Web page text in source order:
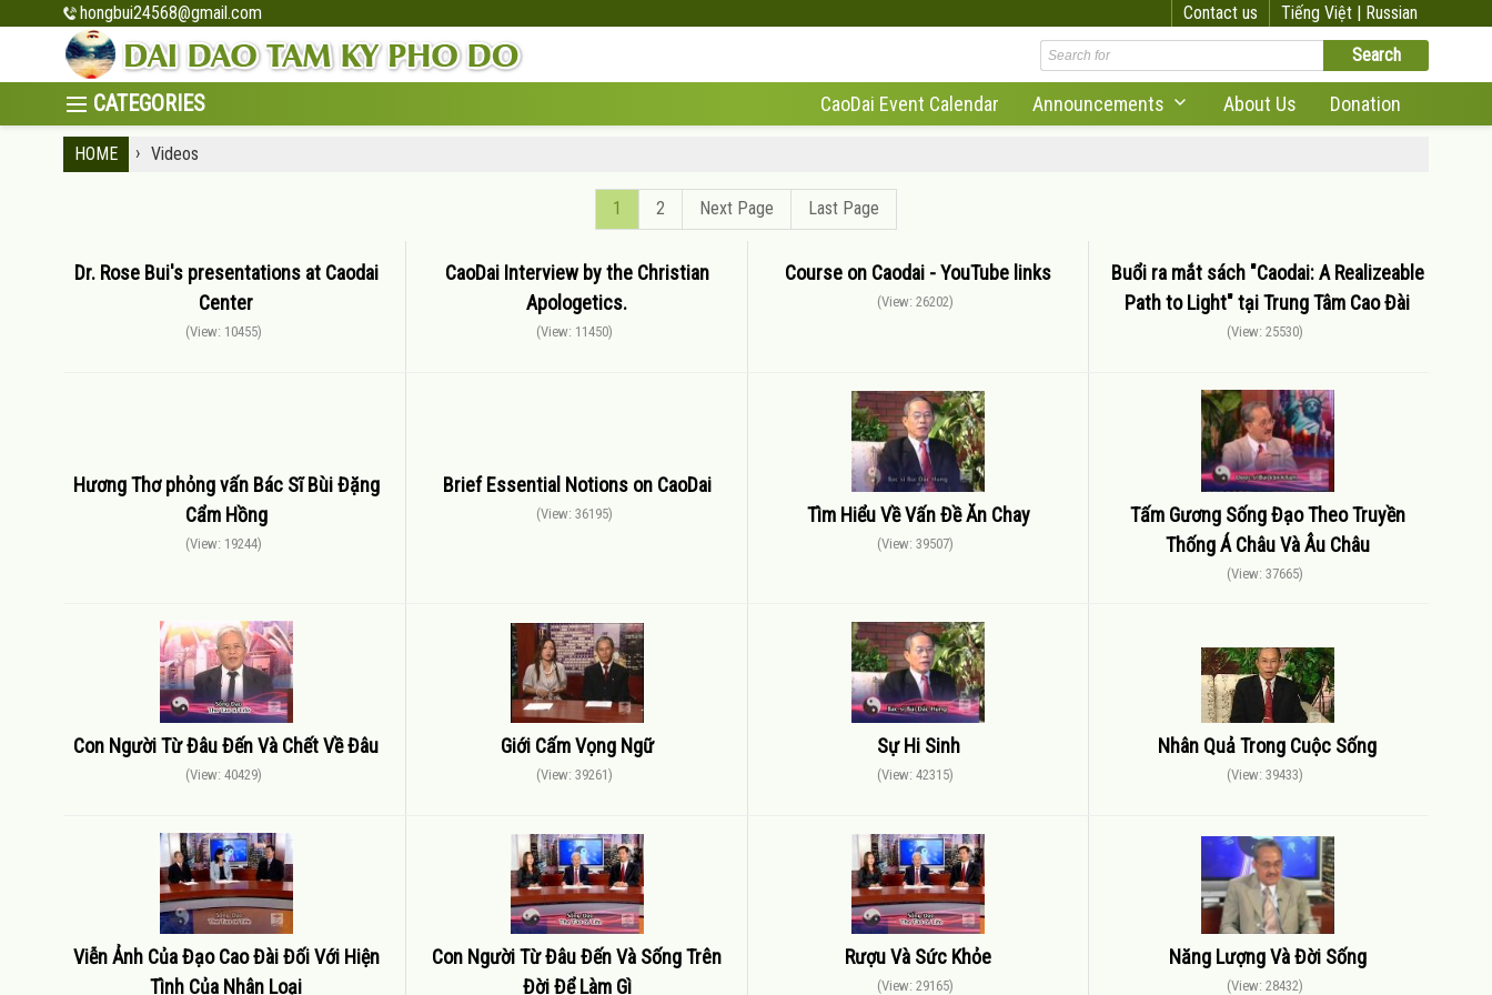
hongbui24568@gmail.com Tiếng Việt | Russian
Contact us
CaoDai Event Calendar Announcements About Us Donation
HOME › Videos
1 2 Next Page Last Page
Dr. Rose Bui's presentations at Caodai
Center
(View: 10455)
CaoDai Interview by the Christian
Apologetics.
(View: 11450)
Course on Caodai - YouTube links
(View: 26202)
Buổi ra mắt sách "Caodai: A Realizeable
Path to Light" tại Trung Tâm Cao Đài
(View: 25530)
Hương Thơ phỏng vấn Bác Sĩ Bùi Đặng
Cẩm Hồng
(View: 19244)
Brief Essential Notions on CaoDai
(View: 36195) Tìm Hiểu Về Vấn Đề Ăn Chay
(View: 39507)
Tấm Gương Sống Đạo Theo Truyền
Thống Á Châu Và Âu Châu
(View: 37665)
Con Người Từ Đâu Đến Và Chết Về Đâu
(View: 40429)
Giới Cấm Vọng Ngữ
(View: 39261)
Sự Hi Sinh
(View: 42315)
Nhân Quả Trong Cuộc Sống
(View: 39433)
Viễn Ảnh Của Đạo Cao Đài Đối Với Hiện
Tình Của Nhân Loại
Con Người Từ Đâu Đến Và Sống Trên
Đời Để Làm Gì
Rượu Và Sức Khỏe
(View: 29165)
Năng Lượng Và Đời Sống
(View: 28432)